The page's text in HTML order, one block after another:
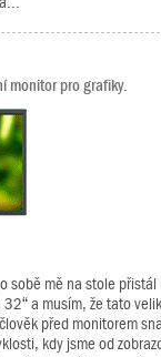
monitor pro grafiky.
sobě mě na stole přistál
a musím, že tato
před monitorem
kdy jsme od